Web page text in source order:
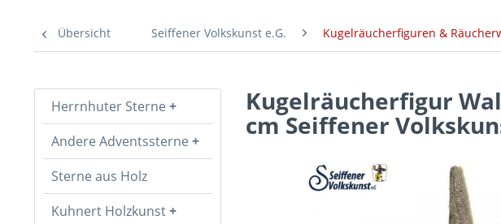
Übersicht Seiffener Volkskunst e.G. Kugelräucherfiguren &
Herrnhuter Sterne
Andere Adventssterne
Sterne aus Holz
Kuhnert Holzkunst
Kugelräucherfigur
cm Seiffener